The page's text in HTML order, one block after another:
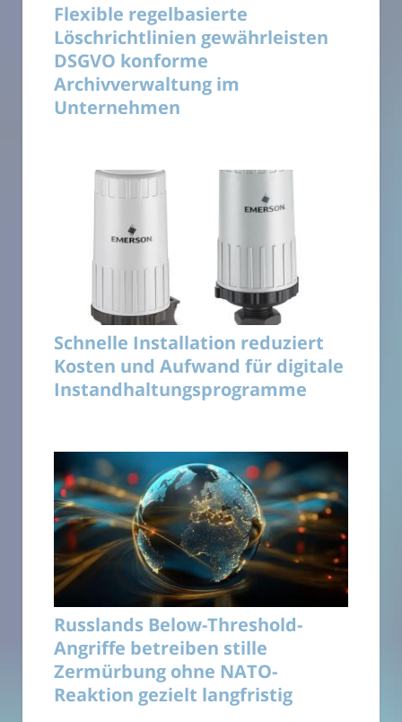
Flexible regelbasierte
Löschrichtlinien gewährleisten
DSGVO konforme
Archivverwaltung im
Unternehmen
Schnelle Installation reduziert
Kosten und Aufwand für digitale
Instandhaltungsprogramme
Russlands Below-Threshold-
Angriffe betreiben stille
Zermürbung ohne NATO-
Reaktion gezielt langfristig